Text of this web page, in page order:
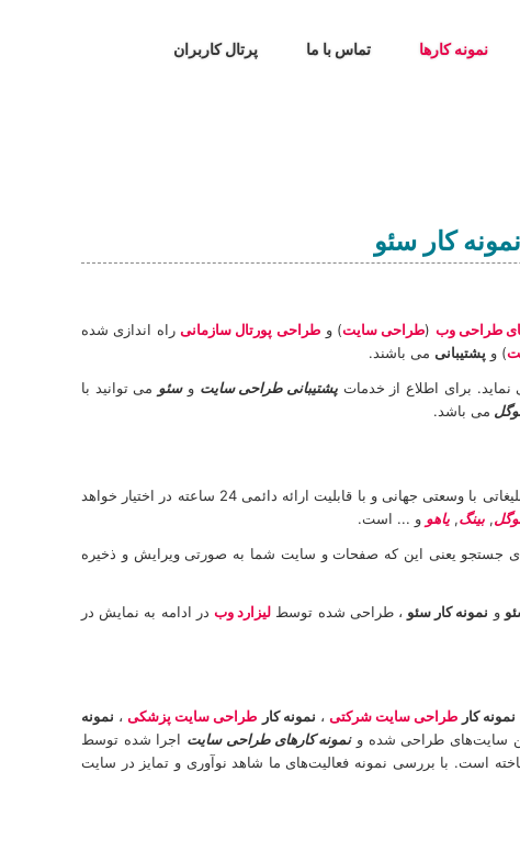
نمونه کارها تماس با ما پرتال کاربران
کار سئو
طراحی وب (طراحی سايت) و طراحی پورتال سازمانی راه اندازی شده
) و پشتیبانی می باشند.
برای اطلاع از خدماتپشتیبانی طراحی سایت وسئو می توانید با
می باشد.
، انجام شده توسط لیزارد وب متوجه خواهید شد که وب سایت شما یک رسانه تبلیغاتی با وسعتی جهانی و با قابلیت ارائه دائمی 24 ساعته در اختیار خواهد
, بینگ, یاهو و ... است.
جستجو یعنی این که صفحات و سایت شما به صورتی ویرایش و ذخیره
و نمونه کار سئو ، طراحی شده توسط لیزارد وب در ادامه به نمایش در
نمونه کار طراحی سایت شرکتی ، نمونه کار طراحی سایت پزشکی، نمونه
سایت‌های طراحی شده ونمونه کارهای طراحی سایت اجرا شده توسط
است. با بررسی نمونه فعالیت‌های ما شاهد نو‌آوری و تمایز در سایت